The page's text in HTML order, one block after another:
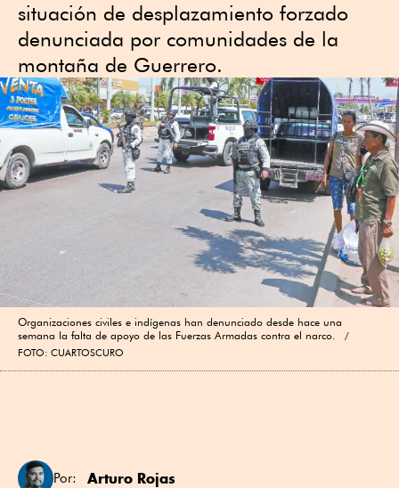
situación de desplazamiento forzado
denunciada por comunidades de la
montaña de Guerrero.
Organizaciones civiles e indígenas han denunciado desde hace una
semana la falta de apoyo de las Fuerzas Armadas contra el narco.
FOTO: CUARTOSCURO
Por: Arturo Rojas